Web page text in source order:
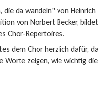
da wandeln" von Heinrich
von Norbert Becker,
Chor-Repertoires.
dem Chor herzlich dafür,
Worte zeigen, wie wichtig